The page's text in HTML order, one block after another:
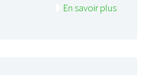
En savoir plus